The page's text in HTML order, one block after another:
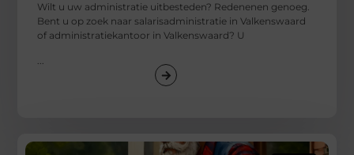
Wilt u uw administratie uitbesteden? Redenenen genoeg.
Bent u op zoek naar salarisadministratie in Valkenswaard
of administratiekantoor in Valkenswaard? U
...